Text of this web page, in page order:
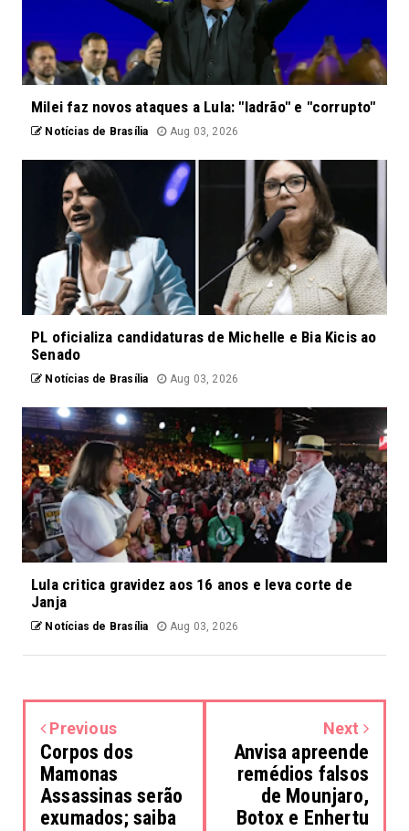
Milei faz novos ataques a Lula: "ladrão" e "corrupto"
Notícias de Brasília Aug 03, 2026
PL oficializa candidaturas de Michelle e Bia Kicis ao
Senado
Notícias de Brasília Aug 03, 2026
Lula critica gravidez aos 16 anos e leva corte de
Janja
Notícias de Brasília Aug 03, 2026
Previous
Corpos dos
Mamonas
Assassinas serão
exumados; saiba
Next
Anvisa apreende
remédios falsos
de Mounjaro,
Botox e Enhertu